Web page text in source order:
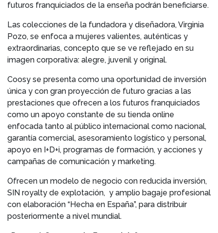
futuros franquiciados de la enseña podrán beneficiarse.
Las colecciones de la fundadora y diseñadora, Virginia
Pozo, se enfoca a mujeres valientes, auténticas y
extraordinarias, concepto que se ve reflejado en su
imagen corporativa: alegre, juvenil y original.
Coosy se presenta como una oportunidad de inversión
única y con gran proyección de futuro gracias a las
prestaciones que ofrecen a los futuros franquiciados
como un apoyo constante de su tienda online
enfocada tanto al público internacional como nacional,
garantía comercial, asesoramiento logístico y personal,
apoyo en I+D+i, programas de formación, y acciones y
campañas de comunicación y marketing.
Ofrecen un modelo de negocio con reducida inversión,
SIN royalty de explotación, y amplio bagaje profesional
con elaboración “Hecha en España”, para distribuir
posteriormente a nivel mundial.